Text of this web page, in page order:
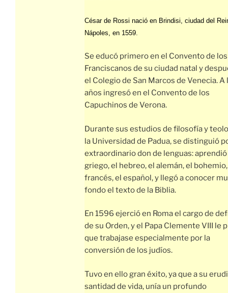
César de Rossi nació en Brindisi, ciudad del
Nápoles, en 1559.
Se educó primero en el Convento de los
Franciscanos de su ciudad natal y
el Colegio de San Marcos de Venecia. A
años ingresó en el Convento de los
Capuchinos de Verona.
Durante sus estudios de filosofía y
la Universidad de Padua, se distinguió
extraordinario don de lenguas:
griego, el hebreo, el alemán, el
francés, el español, y llegó a conocer
fondo el texto de la Biblia.
En 1596 ejerció en Roma el cargo de
de su Orden, y el Papa Clemente VIII le
que trabajase especialmente por la
conversión de los judíos.
Tuvo en ello gran éxito, ya que a su
santidad de vida, unía un profundo